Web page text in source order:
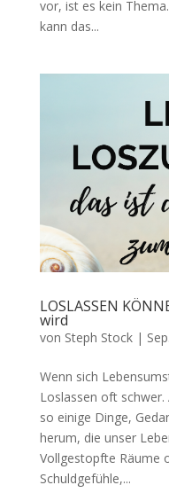
vor, ist es kein
kann das...
LOSLASSEN
wird
von Steph Stock|
Wenn sich
Loslassen oft
so einige Dinge,
herum, die unser
Vollgestopfte Räume
Schuldgefühle,...